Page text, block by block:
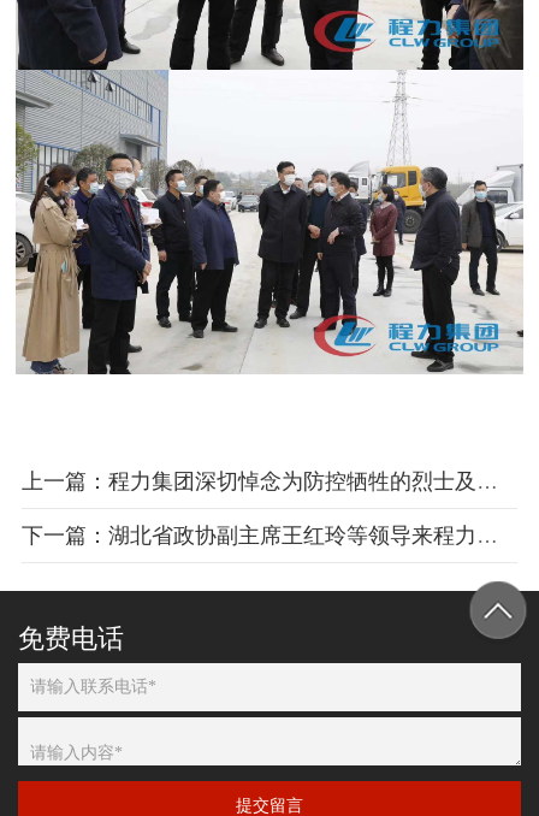
上一篇：程力集团深切悼念为防控牺牲的烈士及逝世同胞
下一篇：湖北省政协副主席王红玲等领导来程力专汽视察工作
免费电话
提交留言